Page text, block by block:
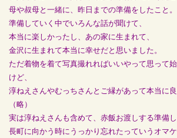
母や叔母と一緒に、昨日までの準備をしたこと。
準備していく中でいろんな話が聞けて、
本当に楽しかったし、あの家に生まれて、
金沢に生まれて本当に幸せだと思いました。
ただ着物を着て写真撮れればいいやって思って
けど、
淳ねえさんやむっちさんとご縁があって本当に良
（略）
実は淳ねえさんも含めて、赤飯お渡しする準備し
長町に向かう時にうっかり忘れたっていうオマケ